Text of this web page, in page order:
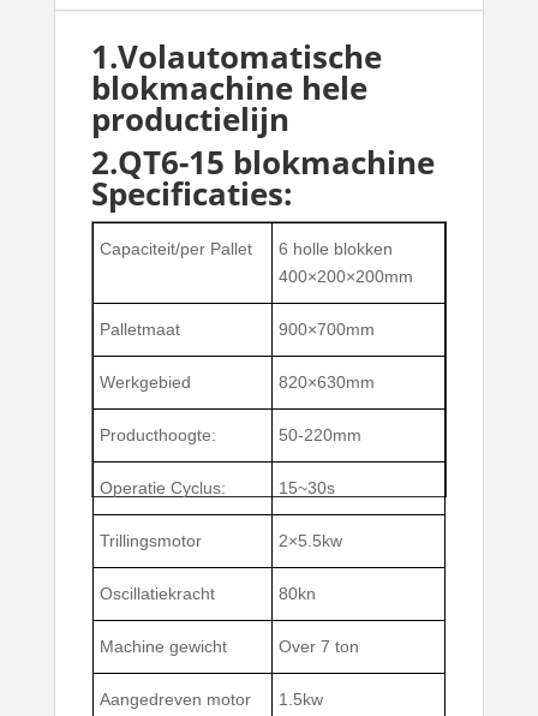
1.Volautomatische
blokmachine hele
productielijn
2.QT6-15 blokmachine
Specificaties:
Capaciteit/per Pallet
6 holle blokken
400×200×200mm
Palletmaat 900×700mm
Werkgebied 820×630mm
Producthoogte: 50-220mm
Operatie Cyclus: 15~30s
Trillingsmotor 2×5.5kw
Oscillatiekracht 80kn
Machine gewicht Over 7 ton
Aangedreven motor 1.5kw